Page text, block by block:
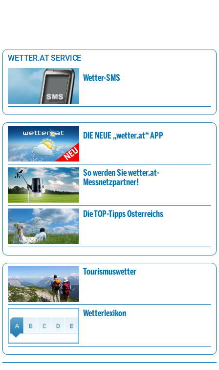
WETTER.AT SERVICE
Wetter-SMS
DIE NEUE „wetter.at“ APP
So werden Sie wetter.at-
Messnetzpartner!
Die TOP-Tipps Österreichs
Tourismuswetter
Wetterlexikon